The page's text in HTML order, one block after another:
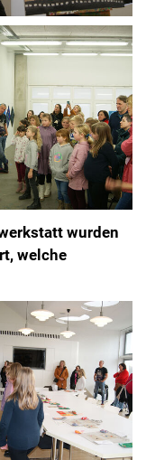
wurden
welche